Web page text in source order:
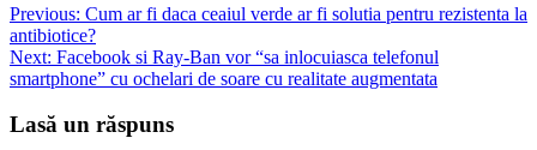
Navigare
în
articole
Previous: Cum ar fi daca ceaiul verde ar fi solutia pentru rezistenta la
antibiotice?
Next: Facebook si Ray-Ban vor “sa inlocuiasca telefonul
smartphone” cu ochelari de soare cu realitate augmentata
Lasă un răspuns